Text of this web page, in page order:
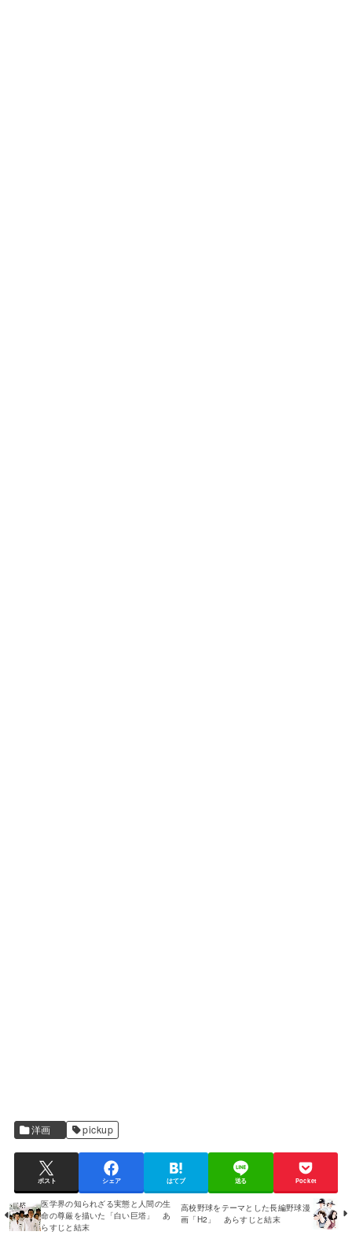
洋画 pickup
ポスト シェア はてブ 送る Pocket
医学界の知られざる実態と人間の生
命の尊厳を描いた「白い巨塔」 あ
らすじと結末
高校野球をテーマとした長編野球漫
画「H2」 あらすじと結末